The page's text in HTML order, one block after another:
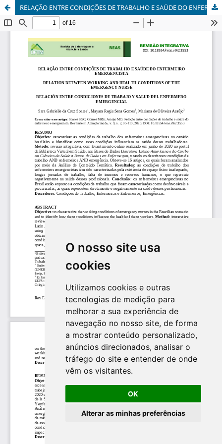
O nosso site usa
cookies
Utilizamos cookies e outras
tecnologias de medição para
melhorar a sua experiência de
navegação no nosso site, de forma
a mostrar conteúdo personalizado,
anúncios direcionados, analisar o
tráfego do site e entender de onde
vêm os visitantes.
OK
Alterar as minhas preferências
RELAÇÃO ENTRE CONDIÇÕES DE TRABALHO E SAÚDE DO ENFERMEIRO EMERGENCISTA